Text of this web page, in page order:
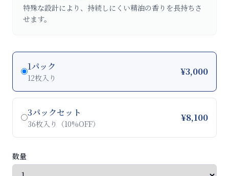
特殊な設計により、持続しにくい精油の香りを長持ちさ
せます。
1パック
12枚入り
¥3,000
3パックセット
36枚入り（10%OFF）
¥8,100
数量